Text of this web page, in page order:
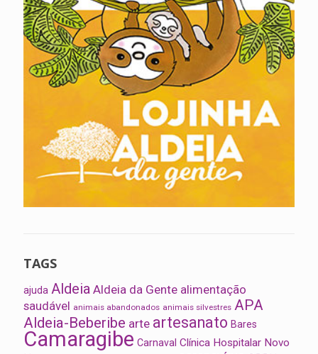
TAGS
ajuda Aldeia Aldeia da Gente alimentação
saudável animais abandonados animais silvestres APA
Aldeia-Beberibe arte artesanato Bares
Camaragibe Carnaval Clínica Hospitalar Novo